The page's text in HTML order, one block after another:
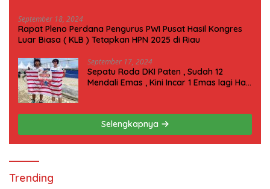
September 18, 2024
Rapat Pleno Perdana Pengurus PWI Pusat Hasil Kongres
Luar Biasa ( KLB ) Tetapkan HPN 2025 di Riau
September 17, 2024
Sepatu Roda DKI Paten , Sudah 12
Mendali Emas , Kini Incar 1 Emas lagi Hari
Selengkapnya
Trending